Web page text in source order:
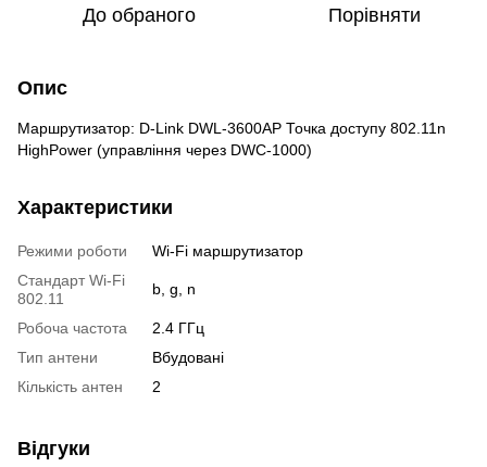
До обраного Порівняти
Опис
Маршрутизатор: D-Link DWL-3600AP Точка доступу 802.11n
HighPower (управління через DWC-1000)
Характеристики
Режими роботи
Wi-Fi маршрутизатор
Стандарт Wi-Fi
802.11
b, g, n
Робоча частота
2.4 ГГц
Тип антени
Вбудовані
Кількість антен
2
Відгуки